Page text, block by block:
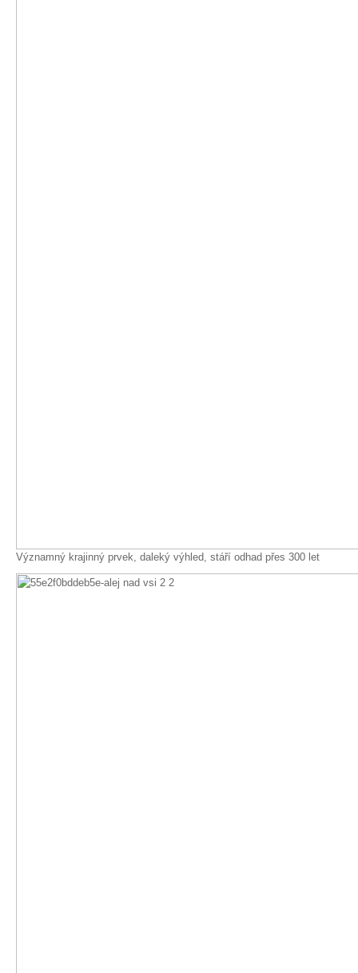
Významný krajinný prvek, daleký výhled, stáří odhad přes 300 let